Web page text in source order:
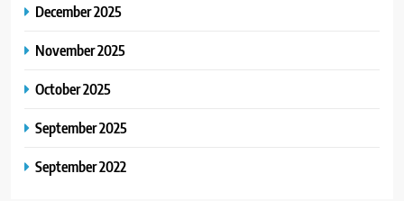
December 2025
November 2025
October 2025
September 2025
September 2022